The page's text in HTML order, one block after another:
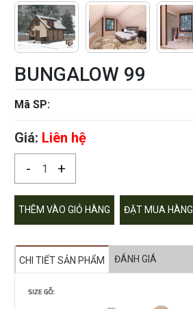
BUNGALOW 99
Mã SP:
Giá: Liên hệ
-
+
THÊM VÀO GIỎ HÀNG ĐẶT MUA HÀNG
CHI TIẾT SẢN PHẨM ĐÁNH GIÁ